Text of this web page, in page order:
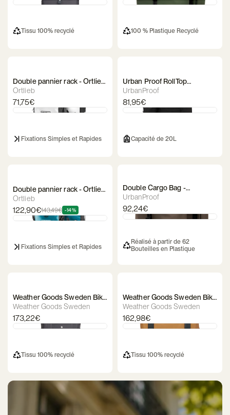
Tissu 100% recyclé 100 % Plastique Recyclé
Double pannier rack - Ortlieb
Sport Roller City
Ortlieb
71,75€
Fixations Simples et Rapides
Urban Proof RollTop
BackPack Backpack / Bike
Bag
UrbanProof
81,95€
Capacité de 20L
Double pannier rack - Ortlieb
Sport Roller Classic
Ortlieb
122,90€143,49€ -14%
Fixations Simples et Rapides
Double Cargo Bag -
UrbanProof
UrbanProof
92,24€
Réalisé à partir de 62
Bouteilles en Plastique
Weather Goods Sweden Bike
Backpack / Bag - City
BikePack XL
Weather Goods Sweden
173,22€
Tissu 100% recyclé
Weather Goods Sweden Bike
Bag - Urban Briefcase
Weather Goods Sweden
162,98€
Tissu 100% recyclé